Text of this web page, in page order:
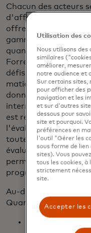
Chacun des acteurs
d'affaires de 5
offre technologique
gamme de cas
quantitatif et un
Forrester. Forrester
défis auxquels les
matière de QRC
données, de
interne". Dans ce
est reconnu pour son
l'évaluation des
toutes tailles et pour
évaluations et de
permet aux clients
programmes de
Au-delà de la
Quant aide les
Utilisation des
Nous utilisons des
similaires
améliorer,
notre audience et
Sur certains sites,
pour afficher des
navigation et les
et sur d'autres
dessous pour
site et pourquoi.
préférences en
l'outil "Gérer les
sous forme de
sites). Vous
tous les cookies, à
strictement
site.
Accepter les